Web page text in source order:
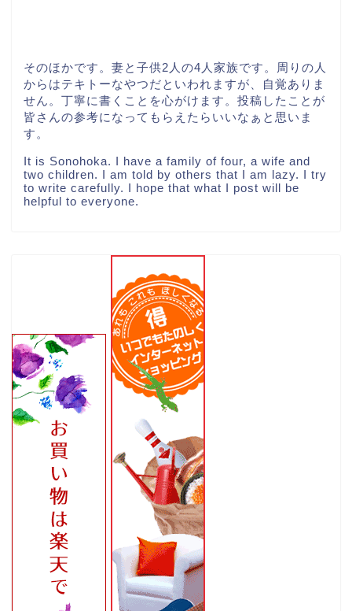
そのほかです。妻と子供2人の4人家族です。周りの人
からはテキトーなやつだといわれますが、自覚ありま
せん。丁寧に書くことを心がけます。投稿したことが
皆さんの参考になってもらえたらいいなぁと思いま
す。
It is Sonohoka. I have a family of four, a wife and
two children. I am told by others that I am lazy. I try
to write carefully. I hope that what I post will be
helpful to everyone.